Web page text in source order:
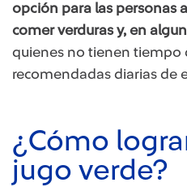
opción para las personas
comer verduras y, en
quienes no tienen tiempo
recomendadas diarias de
¿Cómo
jugo verde?